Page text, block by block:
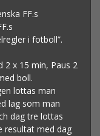
FF.s
i fotboll”.
2 x 15 min, Paus 2
boll.
lottas man
lag som man
dag tre lottas
resultat med dag